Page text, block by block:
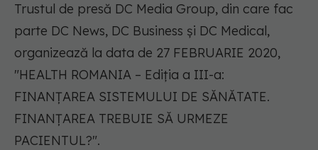
Trustul de presă DC Media Group, din care fac
parte DC News, DC Business şi DC Medical,
organizează la data de 27 FEBRUARIE 2020,
"HEALTH ROMANIA – Ediția a III-a:
FINANȚAREA SISTEMULUI DE SĂNĂTATE.
FINANȚAREA TREBUIE SĂ URMEZE
PACIENTUL?".